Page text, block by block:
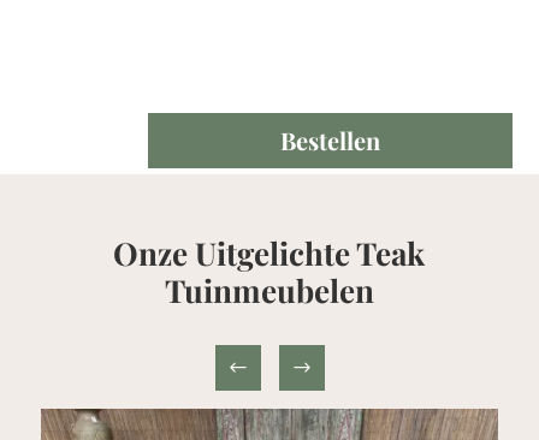
aantal
Bestellen
Onze Uitgelichte Teak
Tuinmeubelen